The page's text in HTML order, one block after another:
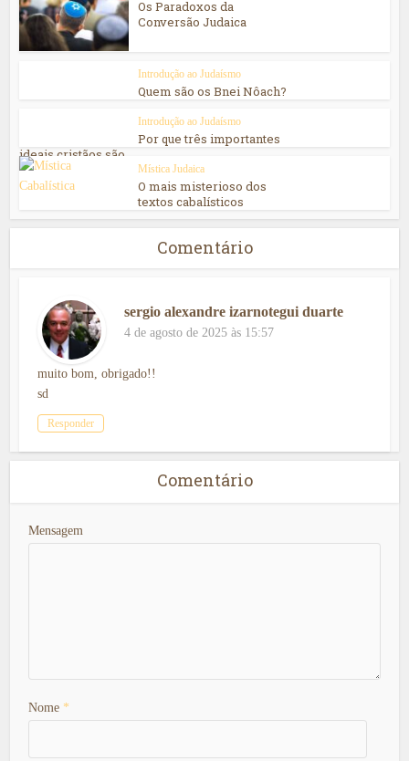
Os Paradoxos da
Conversão Judaica
Introdução ao Judaísmo
Quem são os Bnei Nôach?
Introdução ao Judaísmo
Por que três importantes
ideais cristãos são...
Mística Judaica
O mais misterioso dos
textos cabalísticos
Comentário
sergio alexandre izarnotegui duarte
4 de agosto de 2025 às 15:57
muito bom, obrigado!!
sd
Responder
Comentário
Mensagem
Nome *